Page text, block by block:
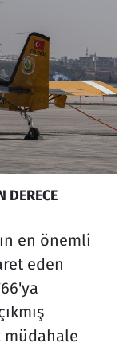
DERECE
en önemli
eden
müdahale